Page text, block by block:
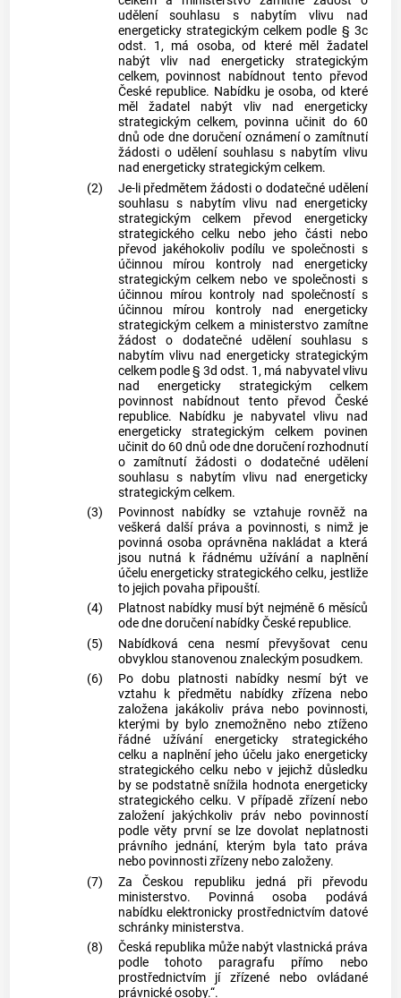
udělení souhlasu s nabytím vlivu nad
energeticky strategickým celkem podle § 3c
odst. 1, má osoba, od které měl žadatel
nabýt vliv nad energeticky strategickým
celkem, povinnost nabídnout tento převod
České republice. Nabídku je osoba, od které
měl žadatel nabýt vliv nad energeticky
strategickým celkem, povinna učinit do 60
dnů ode dne doručení oznámení o zamítnutí
žádosti o udělení souhlasu s nabytím vlivu
nad energeticky strategickým celkem.
(2)
Je-li předmětem žádosti o dodatečné udělení
souhlasu s nabytím vlivu nad energeticky
strategickým celkem převod energeticky
strategického celku nebo jeho části nebo
převod jakéhokoliv podílu ve společnosti s
účinnou mírou kontroly nad energeticky
strategickým celkem nebo ve společnosti s
účinnou mírou kontroly nad společností s
účinnou mírou kontroly nad energeticky
strategickým celkem a ministerstvo zamítne
žádost o dodatečné udělení souhlasu s
nabytím vlivu nad energeticky strategickým
celkem podle § 3d odst. 1, má nabyvatel vlivu
nad energeticky strategickým celkem
povinnost nabídnout tento převod České
republice. Nabídku je nabyvatel vlivu nad
energeticky strategickým celkem povinen
učinit do 60 dnů ode dne doručení rozhodnutí
o zamítnutí žádosti o dodatečné udělení
souhlasu s nabytím vlivu nad energeticky
strategickým celkem.
(3)
Povinnost nabídky se vztahuje rovněž na
veškerá další práva a povinnosti, s nimž je
povinná osoba oprávněna nakládat a která
jsou nutná k řádnému užívání a naplnění
účelu energeticky strategického celku, jestliže
to jejich povaha připouští.
(4)
Platnost nabídky musí být nejméně 6 měsíců
ode dne doručení nabídky České republice.
(5)
Nabídková cena nesmí převyšovat cenu
obvyklou stanovenou znaleckým posudkem.
(6)
Po dobu platnosti nabídky nesmí být ve
vztahu k předmětu nabídky zřízena nebo
založena jakákoliv práva nebo povinnosti,
kterými by bylo znemožněno nebo ztíženo
řádné užívání energeticky strategického
celku a naplnění jeho účelu jako energeticky
strategického celku nebo v jejichž důsledku
by se podstatně snížila hodnota energeticky
strategického celku. V případě zřízení nebo
založení jakýchkoliv práv nebo povinností
podle věty první se lze dovolat neplatnosti
právního jednání, kterým byla tato práva
nebo povinnosti zřízeny nebo založeny.
(7)
Za Českou republiku jedná při převodu
ministerstvo. Povinná osoba podává
nabídku elektronicky prostřednictvím datové
schránky ministerstva.
(8)
Česká republika může nabýt vlastnická práva
podle tohoto paragrafu přímo nebo
prostřednictvím jí zřízené nebo ovládané
právnické osoby.“.